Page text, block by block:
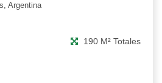
Argentina
190 M² Totales